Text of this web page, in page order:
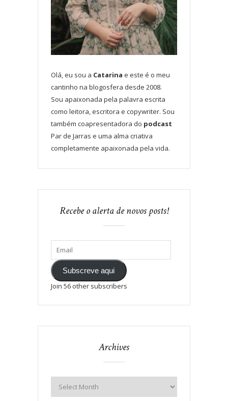
Olá, eu sou a Catarina e este é o meu
cantinho na blogosfera desde 2008.
Sou apaixonada pela palavra escrita
como leitora, escritora e copywriter. Sou
também coapresentadora do podcast
Par de Jarras e uma alma criativa
completamente apaixonada pela vida.
Recebe o alerta de novos posts!
Subscreve aqui
Join 56 other subscribers
Archives